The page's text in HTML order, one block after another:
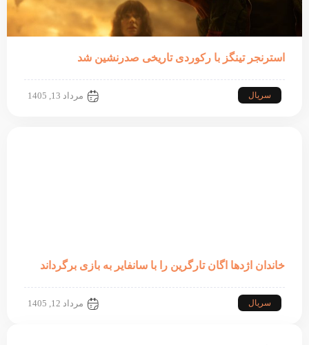
استرنجر تینگز با رکوردی تاریخی صدرنشین شد
سریال مرداد 13, 1405
خاندان اژدها اگان تارگرین را با سانفایر به بازی برگرداند
سریال مرداد 12, 1405